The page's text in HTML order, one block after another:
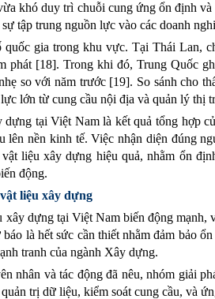
khó duy trì chuỗi cung ứng ổn định
tập trung nguồn lực vào các doanh
quốc gia trong khu vực. Tại Thái Lan,
phát [18]. Trong khi đó, Trung Quốc
so với năm trước [19]. So sánh cho
lớn từ cung cầu nội địa và quản lý thị
tại Việt Nam là kết quả tổng hợp
lên nền kinh tế. Việc nhận diện đúng
liệu xây dựng hiệu quả, nhằm ổn
động.
liệu xây dựng
xây dựng tại Việt Nam biến động mạnh,
là hết sức cần thiết nhằm đảm bảo
tranh của ngành Xây dựng.
nhân và tác động đã nêu, nhóm giải
trị dữ liệu, kiểm soát cung cầu, và